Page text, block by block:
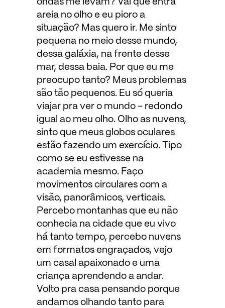
ondas me levam? Vai que entra
areia no olho e eu pioro a
situação? Mas quero ir. Me sinto
pequena no meio desse mundo,
dessa galáxia, na frente desse
mar, dessa baia. Por que eu me
preocupo tanto? Meus problemas
são tão pequenos. Eu só queria
viajar pra ver o mundo – redondo
igual ao meu olho. Olho as nuvens,
sinto que meus globos oculares
estão fazendo um exercício. Tipo
como se eu estivesse na
academia mesmo. Faço
movimentos circulares com a
visão, panorâmicos, verticais.
Percebo montanhas que eu não
conhecia na cidade que eu vivo
há tanto tempo, percebo nuvens
em formatos engraçados, vejo
um casal apaixonado e uma
criança aprendendo a andar.
Volto pra casa pensando porque
andamos olhando tanto para